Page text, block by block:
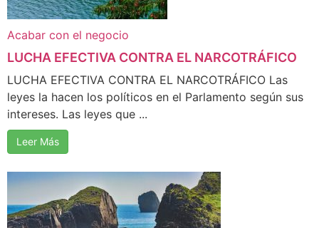
Acabar con el negocio
LUCHA EFECTIVA CONTRA EL NARCOTRÁFICO
LUCHA EFECTIVA CONTRA EL NARCOTRÁFICO Las
leyes la hacen los políticos en el Parlamento según sus
intereses. Las leyes que ...
Leer Más